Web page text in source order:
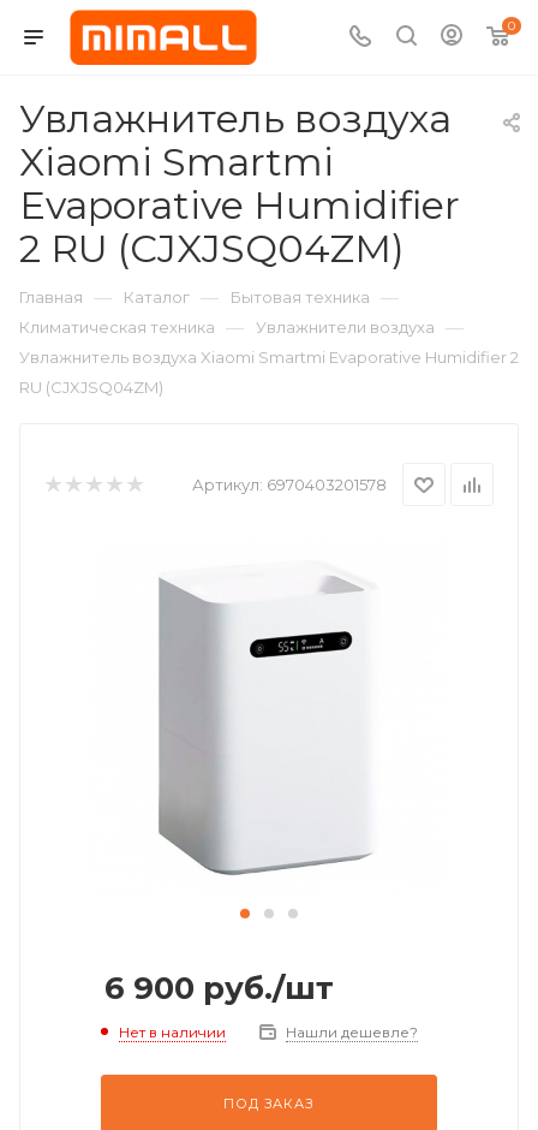
0
Увлажнитель воздуха
Xiaomi Smartmi
Evaporative Humidifier
2 RU (CJXJSQ04ZM)
Главная — Каталог — Бытовая техника —
Климатическая техника — Увлажнители воздуха —
Увлажнитель воздуха Xiaomi Smartmi Evaporative Humidifier 2
RU (CJXJSQ04ZM)
Артикул: 6970403201578
6 900 руб./шт
Нет в наличии Нашли дешевле?
ПОД ЗАКАЗ